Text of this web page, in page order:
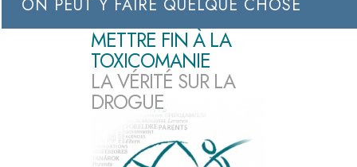
ON PEUT Y FAIRE QUELQUE CHOSE
METTRE FIN À LA
TOXICOMANIE
LA VÉRITÉ SUR LA
DROGUE